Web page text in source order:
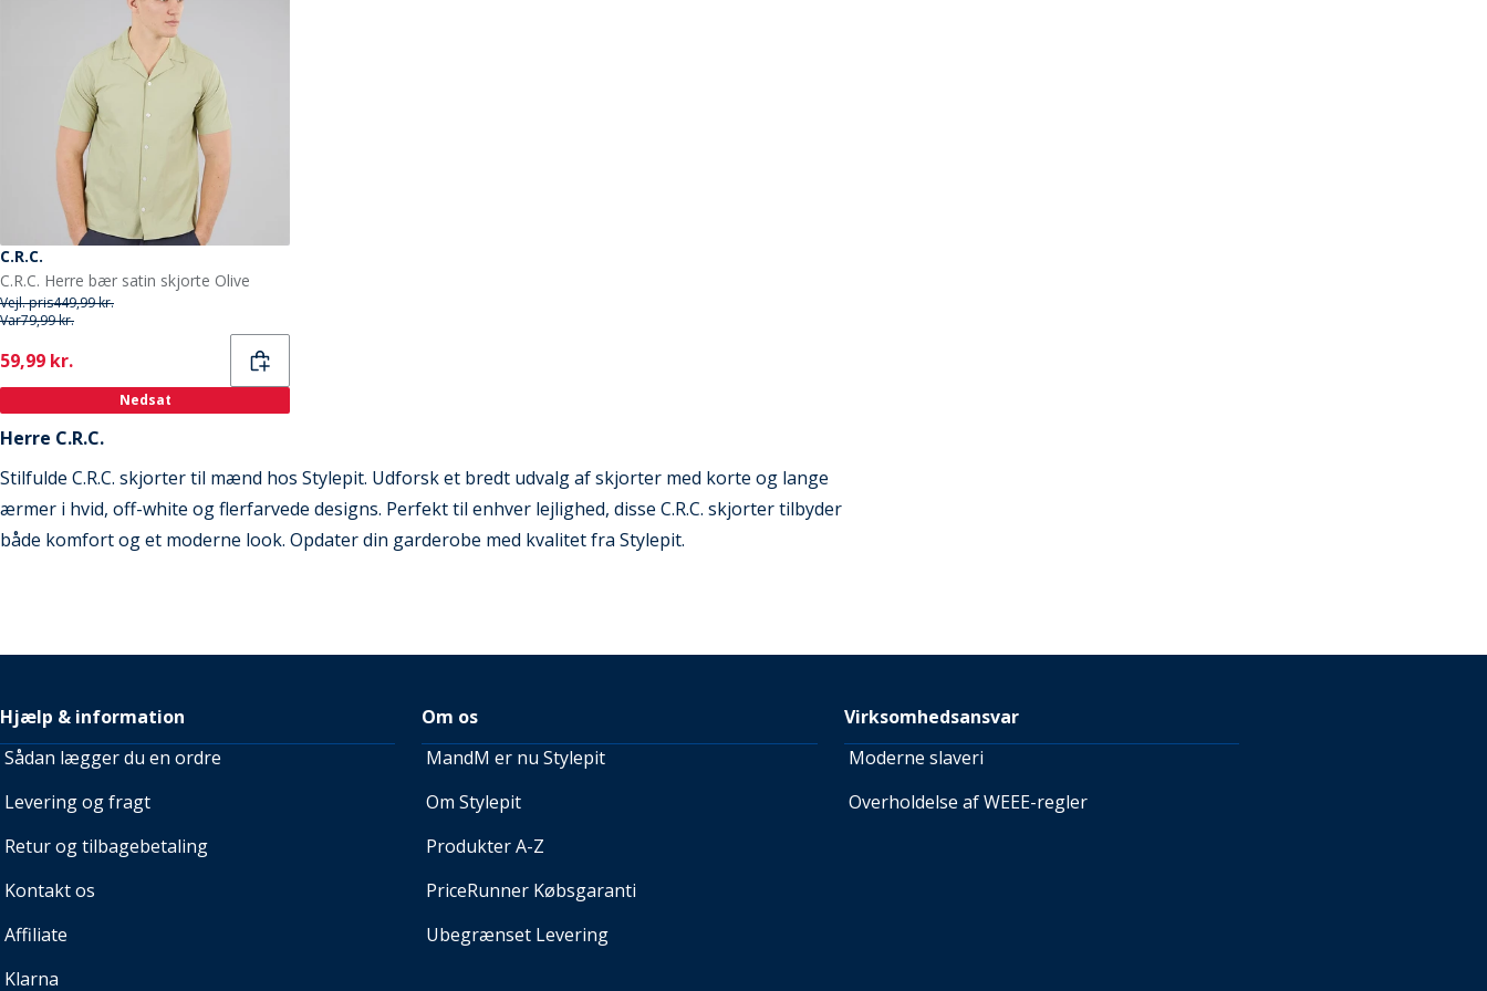
C.R.C.
C.R.C. Herre bær satin skjorte Olive
Vejl. pris449,99 kr.
Var79,99 kr.
Current
59,99 kr.
Nedsat
Herre C.R.C.
Stilfulde C.R.C. skjorter til mænd hos Stylepit. Udforsk et bredt udvalg af skjorter med korte og lange
ærmer i hvid, off-white og flerfarvede designs. Perfekt til enhver lejlighed, disse C.R.C. skjorter tilbyder
både komfort og et moderne look. Opdater din garderobe med kvalitet fra Stylepit.
Hjælp & information
Sådan lægger du en ordre
Levering og fragt
Retur og tilbagebetaling
Kontakt os
Affiliate
Klarna
Om os
MandM er nu Stylepit
Om Stylepit
Produkter A-Z
PriceRunner Købsgaranti
Ubegrænset Levering
Virksomhedsansvar
Moderne slaveri
Overholdelse af WEEE-regler